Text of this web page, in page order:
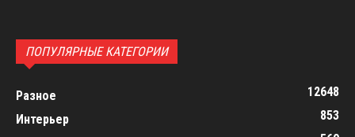
ПОПУЛЯРНЫЕ КАТЕГОРИИ
Разное
12648
Интерьер
853